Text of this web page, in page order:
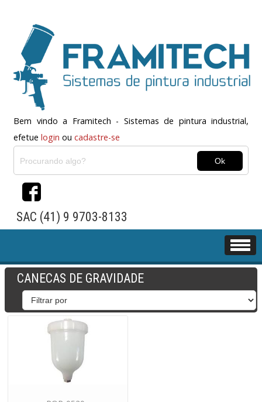
Bem vindo a Framitech - Sistemas de pintura industrial,
efetue login ou cadastre-se
SAC (41) 9 9703-8133
CANECAS DE GRAVIDADE